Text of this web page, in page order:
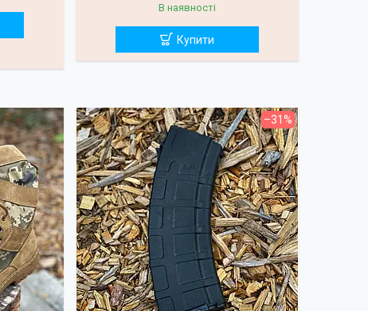
В наявності
Купити
–31%